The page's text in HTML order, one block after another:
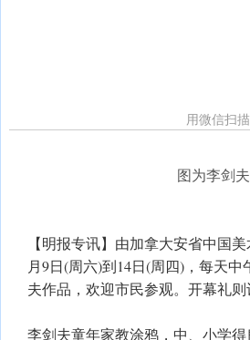
用微信扫
图为李剑
【明报专讯】由加拿大安省中国
月9日(周六)到14日(周四)，每天
夫作品，欢迎市民参观。开幕礼则
李剑夫童年家教涂鸦，中、小学